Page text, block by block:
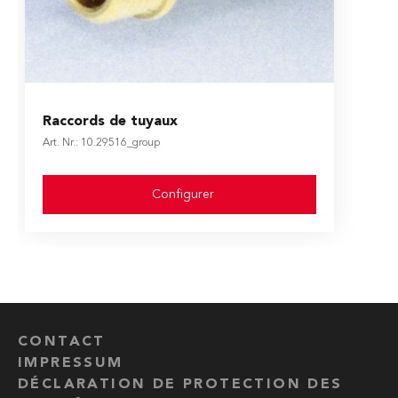
Raccords de tuyaux
Art. Nr.: 10.29516_group
The price depends on the options chosen on the
Configurer
CONTACT
IMPRESSUM
DÉCLARATION DE PROTECTION DES